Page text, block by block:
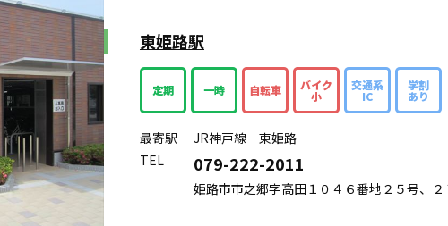
東姫路駅
定期 一時 自転車 バイク
小
交通系
IC
学割
あり
最寄駅
JR神戸線 東姫路
TEL
079-222-2011
姫路市市之郷字高田１０４６番地２５号、２